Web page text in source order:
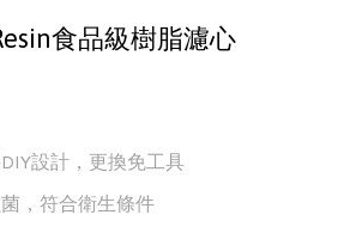
食品級樹脂濾心
設計，更換免工具
，符合衛生條件